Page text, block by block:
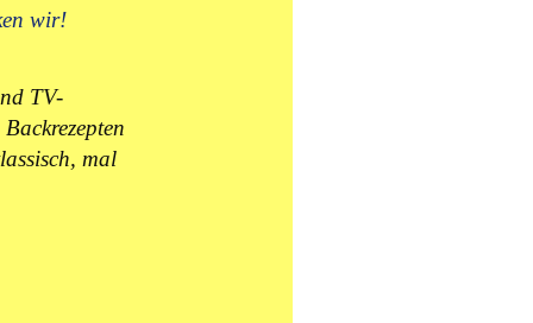
wir!
TV-
mal